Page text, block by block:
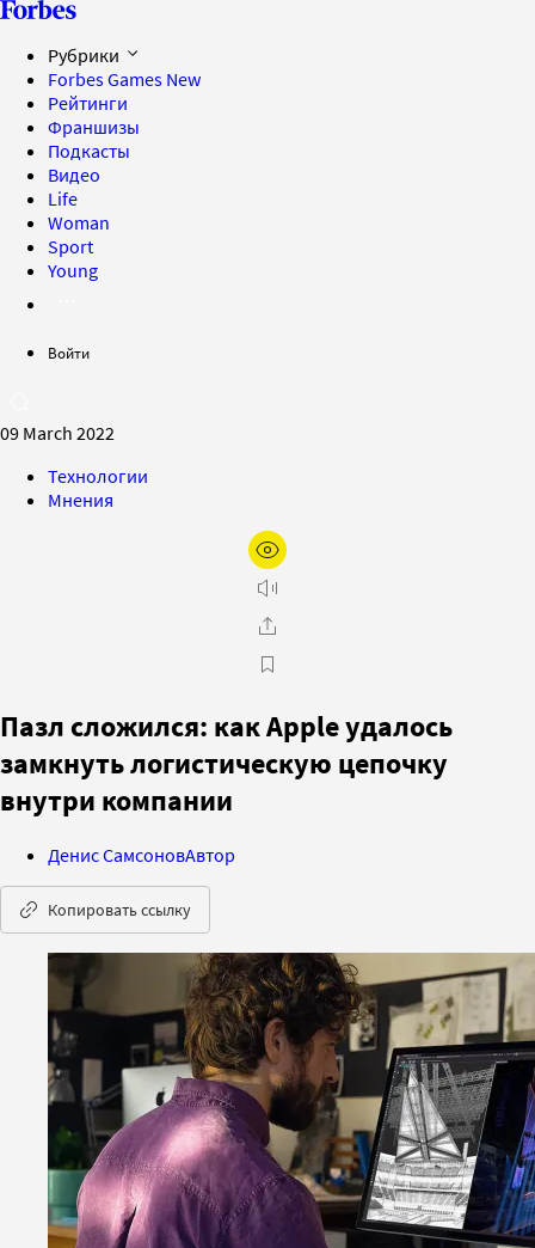
Рубрики
Forbes Games New
Рейтинги
Франшизы
Подкасты
Видео
Life
Woman
Sport
Young
Войти
09 March 2022
Технологии
Мнения
Пазл сложился: как Apple удалось
замкнуть логистическую цепочку
внутри компании
Денис СамсоновАвтор
Копировать ссылку